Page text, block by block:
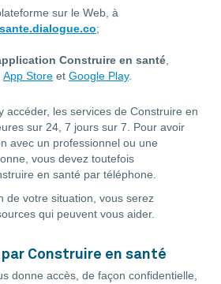
sur le Web, à
;
Construire en santé
App Store et Google Play.
accéder, les services de Construire en
sur 24, 7 jours sur 7. Pour avoir
avec un professionnel ou une
vous devez toutefois
en santé par téléphone.
de votre situation, vous serez
qui peuvent vous aider.
Construire en santé
donne accès, de façon confidentielle,